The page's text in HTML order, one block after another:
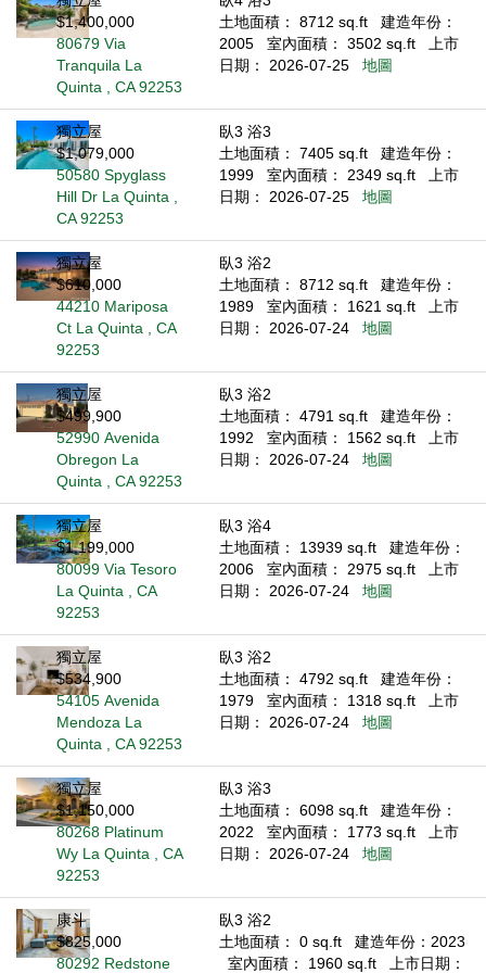
$1,400,000
80679 Via
Tranquila La
Quinta , CA 92253
土地面積： 8712 sq.ft
建造年份：
2005
室內面積： 3502 sq.ft
上市
日期： 2026-07-25
地圖
獨立屋
$1,079,000
50580 Spyglass
Hill Dr La Quinta ,
CA 92253
臥3 浴3
土地面積： 7405 sq.ft
建造年份：
1999
室內面積： 2349 sq.ft
上市
日期： 2026-07-25
地圖
獨立屋
$610,000
44210 Mariposa
Ct La Quinta , CA
92253
臥3 浴2
土地面積： 8712 sq.ft
建造年份：
1989
室內面積： 1621 sq.ft
上市
日期： 2026-07-24
地圖
獨立屋
$499,900
52990 Avenida
Obregon La
Quinta , CA 92253
臥3 浴2
土地面積： 4791 sq.ft
建造年份：
1992
室內面積： 1562 sq.ft
上市
日期： 2026-07-24
地圖
獨立屋
$1,199,000
80099 Via Tesoro
La Quinta , CA
92253
臥3 浴4
土地面積： 13939 sq.ft
建造年份：
2006
室內面積： 2975 sq.ft
上市
日期： 2026-07-24
地圖
獨立屋
$534,900
54105 Avenida
Mendoza La
Quinta , CA 92253
臥3 浴2
土地面積： 4792 sq.ft
建造年份：
1979
室內面積： 1318 sq.ft
上市
日期： 2026-07-24
地圖
獨立屋
$1,150,000
80268 Platinum
Wy La Quinta , CA
92253
臥3 浴3
土地面積： 6098 sq.ft
建造年份：
2022
室內面積： 1773 sq.ft
上市
日期： 2026-07-24
地圖
康斗
$825,000
80292 Redstone
臥3 浴2
土地面積： 0 sq.ft
建造年份：2023
室內面積： 1960 sq.ft
上市日期：